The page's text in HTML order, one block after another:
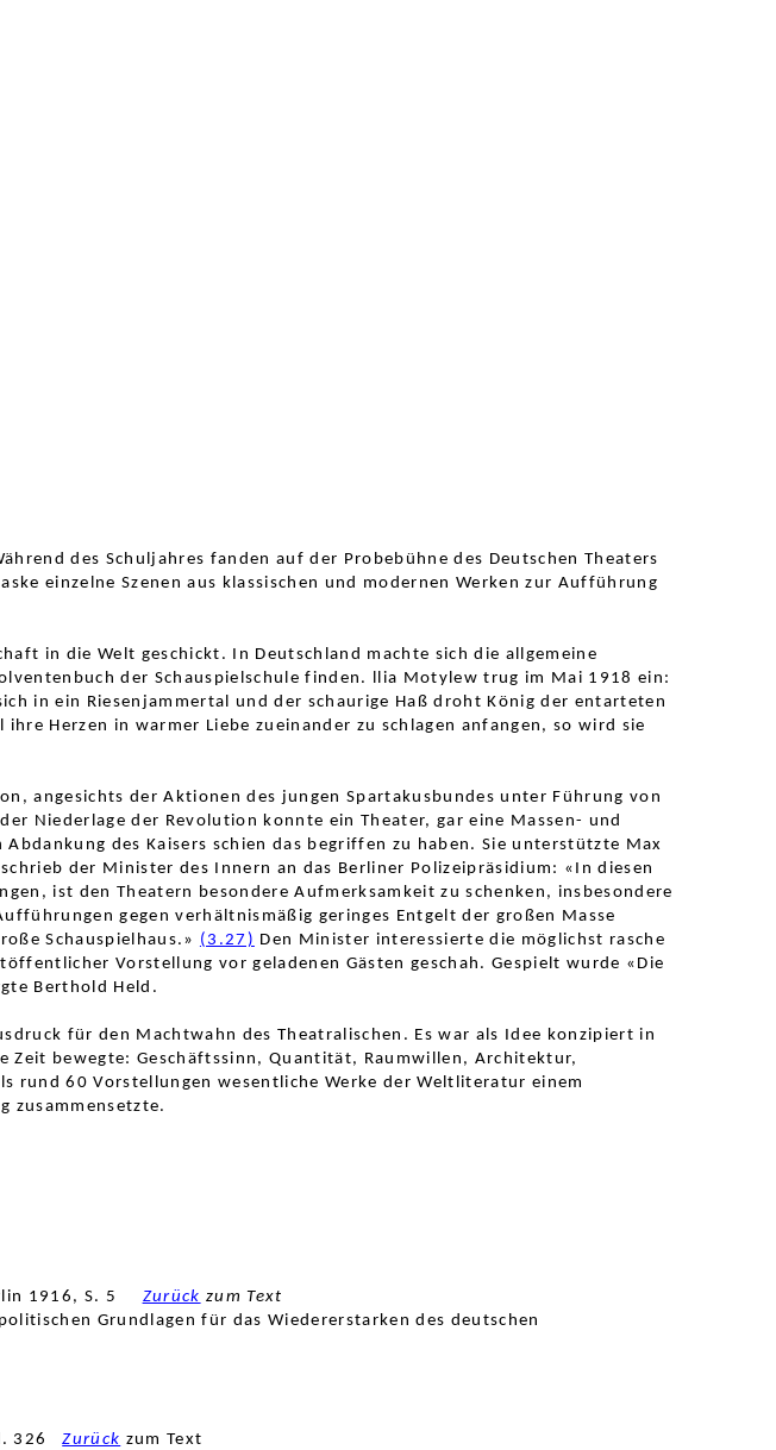
des Schuljahres fanden auf der Probebühne des Deutschen Theaters
einzelne Szenen aus klassischen und modernen Werken zur Aufführung
in die Welt geschickt. In Deutschland machte sich die allgemeine
der Schauspielschule finden. llia Motylew trug im Mai 1918 ein:
in ein Riesenjammertal und der schaurige Haß droht König der entarteten
Herzen in warmer Liebe zueinander zu schlagen anfangen, so wird sie
angesichts der Aktionen des jungen Spartakusbundes unter Führung von
Niederlage der Revolution konnte ein Theater, gar eine Massen- und
des Kaisers schien das begriffen zu haben. Sie unterstützte Max
der Minister des Innern an das Berliner Polizeipräsidium: «In diesen
ist den Theatern besondere Aufmerksamkeit zu schenken, insbesondere
gegen verhältnismäßig geringes Entgelt der großen Masse
Schauspielhaus.» (3.27) Den Minister interessierte die möglichst rasche
Vorstellung vor geladenen Gästen geschah. Gespielt wurde «Die
Berthold Held.
für den Machtwahn des Theatralischen. Es war als Idee konzipiert in
Zeit bewegte: Geschäftssinn, Quantität, Raumwillen, Architektur,
rund 60 Vorstellungen wesentliche Werke der Weltliteratur einem
zusammensetzte.
1916, S. 5 Zurück zum Text
schen Grundlagen für das Wiedererstarken des deutschen
326 Zurück zum Text